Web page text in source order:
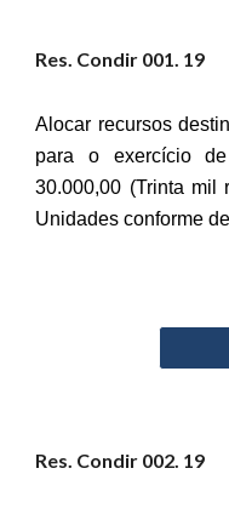
Res. Condir 001. 19
Alocar recursos
para o exercício
30.000,00 (Trinta mil
Unidades conforme
Res. Condir 002. 19